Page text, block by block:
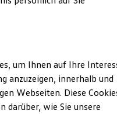
07:30-12:00 Uhr
13:00 -17:30 Uhr
um Ihnen auf Ihre
anzuzeigen, innerhalb und
Webseiten. Diese
darüber, wie Sie unsere